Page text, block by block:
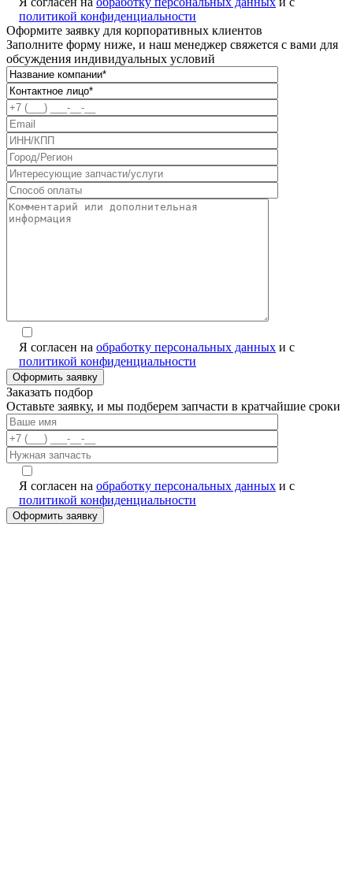
политикой конфиденциальности
Оформите заявку для корпоративных клиентов
Заполните форму ниже, и наш менеджер свяжется с вами для
обсуждения индивидуальных условий
Я согласен на обработку персональных данных и с
политикой конфиденциальности
Заказать подбор
Оставьте заявку, и мы подберем запчасти в кратчайшие сроки
Я согласен на обработку персональных данных и с
политикой конфиденциальности